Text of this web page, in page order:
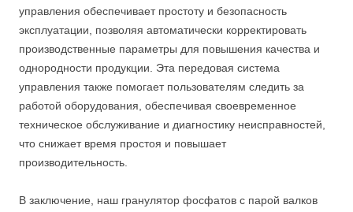
управления обеспечивает простоту и безопасность
эксплуатации, позволяя автоматически корректировать
производственные параметры для повышения качества и
однородности продукции. Эта передовая система
управления также помогает пользователям следить за
работой оборудования, обеспечивая своевременное
техническое обслуживание и диагностику неисправностей,
что снижает время простоя и повышает
производительность.
В заключение, наш гранулятор фосфатов с парой валков